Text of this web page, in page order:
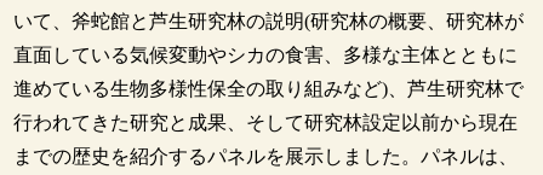
いて、斧蛇館と芦生研究林の説明(研究林の概要、研究林が
直面している気候変動やシカの食害、多様な主体とともに
進めている生物多様性保全の取り組みなど)、芦生研究林で
行われてきた研究と成果、そして研究林設定以前から現在
までの歴史を紹介するパネルを展示しました。パネルは、